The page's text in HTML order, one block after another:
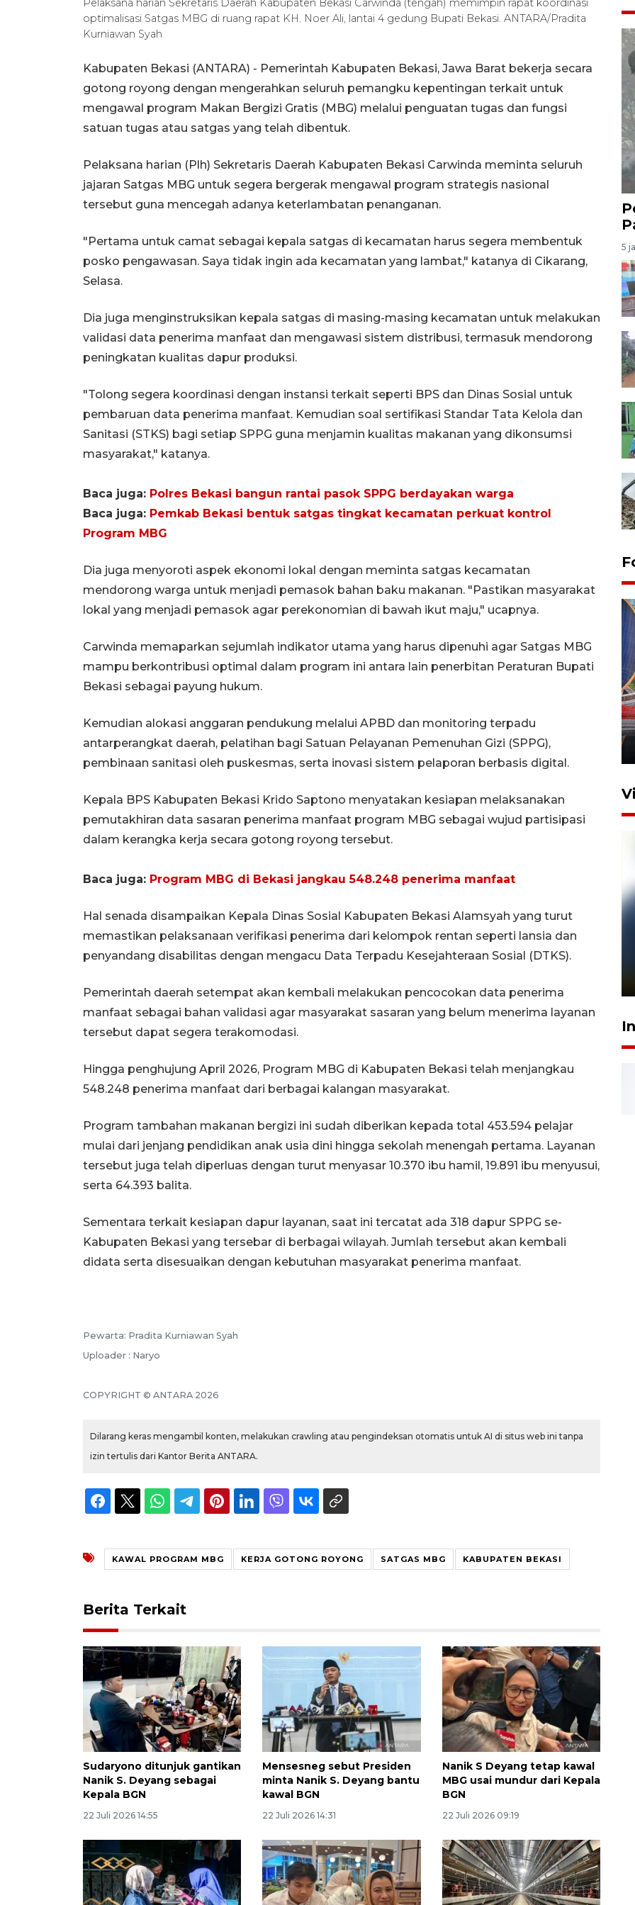
Pelaksana harian Sekretaris Daerah Kabupaten Bekasi Carwinda (tengah) memimpin rapat koordinasi
optimalisasi Satgas MBG di ruang rapat KH. Noer Ali, lantai 4 gedung Bupati Bekasi. ANTARA/Pradita
Kurniawan Syah
Kabupaten Bekasi (ANTARA) - Pemerintah Kabupaten Bekasi, Jawa Barat bekerja secara
gotong royong dengan mengerahkan seluruh pemangku kepentingan terkait untuk
mengawal program Makan Bergizi Gratis (MBG) melalui penguatan tugas dan fungsi
satuan tugas atau satgas yang telah dibentuk.
Pelaksana harian (Plh) Sekretaris Daerah Kabupaten Bekasi Carwinda meminta seluruh
jajaran Satgas MBG untuk segera bergerak mengawal program strategis nasional
tersebut guna mencegah adanya keterlambatan penanganan.
"Pertama untuk camat sebagai kepala satgas di kecamatan harus segera membentuk
posko pengawasan. Saya tidak ingin ada kecamatan yang lambat," katanya di Cikarang,
Selasa.
Dia juga menginstruksikan kepala satgas di masing-masing kecamatan untuk melakukan
validasi data penerima manfaat dan mengawasi sistem distribusi, termasuk mendorong
peningkatan kualitas dapur produksi.
"Tolong segera koordinasi dengan instansi terkait seperti BPS dan Dinas Sosial untuk
pembaruan data penerima manfaat. Kemudian soal sertifikasi Standar Tata Kelola dan
Sanitasi (STKS) bagi setiap SPPG guna menjamin kualitas makanan yang dikonsumsi
masyarakat," katanya.
Baca juga: Polres Bekasi bangun rantai pasok SPPG berdayakan warga
Baca juga: Pemkab Bekasi bentuk satgas tingkat kecamatan perkuat kontrol
Program MBG
Dia juga menyoroti aspek ekonomi lokal dengan meminta satgas kecamatan
mendorong warga untuk menjadi pemasok bahan baku makanan. "Pastikan masyarakat
lokal yang menjadi pemasok agar perekonomian di bawah ikut maju," ucapnya.
Carwinda memaparkan sejumlah indikator utama yang harus dipenuhi agar Satgas MBG
mampu berkontribusi optimal dalam program ini antara lain penerbitan Peraturan Bupati
Bekasi sebagai payung hukum.
Kemudian alokasi anggaran pendukung melalui APBD dan monitoring terpadu
antarperangkat daerah, pelatihan bagi Satuan Pelayanan Pemenuhan Gizi (SPPG),
pembinaan sanitasi oleh puskesmas, serta inovasi sistem pelaporan berbasis digital.
Kepala BPS Kabupaten Bekasi Krido Saptono menyatakan kesiapan melaksanakan
pemutakhiran data sasaran penerima manfaat program MBG sebagai wujud partisipasi
dalam kerangka kerja secara gotong royong tersebut.
Baca juga: Program MBG di Bekasi jangkau 548.248 penerima manfaat
Hal senada disampaikan Kepala Dinas Sosial Kabupaten Bekasi Alamsyah yang turut
memastikan pelaksanaan verifikasi penerima dari kelompok rentan seperti lansia dan
penyandang disabilitas dengan mengacu Data Terpadu Kesejahteraan Sosial (DTKS).
Pemerintah daerah setempat akan kembali melakukan pencocokan data penerima
manfaat sebagai bahan validasi agar masyarakat sasaran yang belum menerima layanan
tersebut dapat segera terakomodasi.
Hingga penghujung April 2026, Program MBG di Kabupaten Bekasi telah menjangkau
548.248 penerima manfaat dari berbagai kalangan masyarakat.
Program tambahan makanan bergizi ini sudah diberikan kepada total 453.594 pelajar
mulai dari jenjang pendidikan anak usia dini hingga sekolah menengah pertama. Layanan
tersebut juga telah diperluas dengan turut menyasar 10.370 ibu hamil, 19.891 ibu menyusui,
serta 64.393 balita.
Sementara terkait kesiapan dapur layanan, saat ini tercatat ada 318 dapur SPPG se-
Kabupaten Bekasi yang tersebar di berbagai wilayah. Jumlah tersebut akan kembali
didata serta disesuaikan dengan kebutuhan masyarakat penerima manfaat.
Pewarta: Pradita Kurniawan Syah
Uploader : Naryo
COPYRIGHT © ANTARA 2026
Dilarang keras mengambil konten, melakukan crawling atau pengindeksan otomatis untuk AI di situs web ini tanpa
izin tertulis dari Kantor Berita ANTARA.
KAWAL PROGRAM MBG KERJA GOTONG ROYONG SATGAS MBG KABUPATEN BEKASI
Berita Terkait
Sudaryono ditunjuk gantikan
Nanik S. Deyang sebagai
Kepala BGN
22 Juli 2026 14:55
Mensesneg sebut Presiden
minta Nanik S. Deyang bantu
kawal BGN
22 Juli 2026 14:31
Nanik S Deyang tetap kawal
MBG usai mundur dari Kepala
BGN
22 Juli 2026 09:19
5
Stasiun Bogor
12 Juni 2026 18:49
Pelanggan Filaha Farm setia
sampai 8 tahan?